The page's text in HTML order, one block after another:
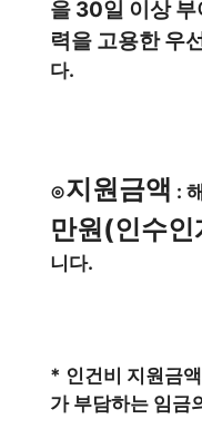
을 30일 이상
력을 고용한 우
다.
⊙지원금액 :
만원(인수
니다.
* 인건비 지원금
가 부담하는 임금